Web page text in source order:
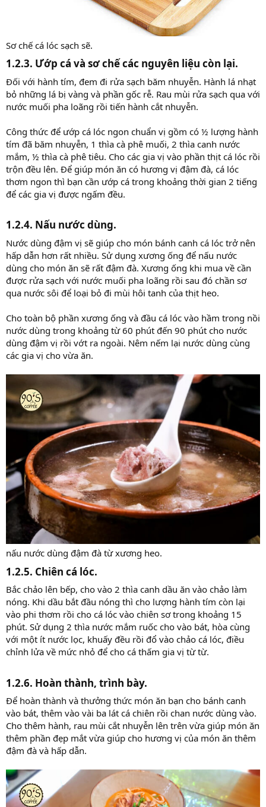
Sơ chế cá lóc sạch sẽ.
1.2.3. Ướp cá và sơ chế các nguyên liệu còn lại.​
Đối với hành tím, đem đi rửa sạch băm nhuyễn. Hành lá nhạt
bỏ những lá bị vàng và phần gốc rễ. Rau mùi rửa sạch qua với
nước muối pha loãng rồi tiến hành cắt nhuyễn.
Công thức để ướp cá lóc ngon chuẩn vị gồm có ½ lượng hành
tím đã băm nhuyễn, 1 thìa cà phê muối, 2 thìa canh nước
mắm, ½ thìa cà phê tiêu. Cho các gia vị vào phần thịt cá lóc rồi
trộn đều lên. Để giúp món ăn có hương vị đậm đà, cá lóc
thơm ngon thì bạn cần ướp cá trong khoảng thời gian 2 tiếng
để các gia vị được ngấm đều.
1.2.4. Nấu nước dùng.​
Nước dùng đậm vị sẽ giúp cho món bánh canh cá lóc trở nên
hấp dẫn hơn rất nhiều. Sử dụng xương ống để nấu nước
dùng cho món ăn sẽ rất đậm đà. Xương ống khi mua về cần
được rửa sạch với nước muối pha loãng rồi sau đó chần sơ
qua nước sôi để loại bỏ đi mùi hôi tanh của thịt heo.
Cho toàn bộ phần xương ống và đầu cá lóc vào hầm trong nồi
nước dùng trong khoảng từ 60 phút đến 90 phút cho nước
dùng đậm vị rồi vớt ra ngoài. Nêm nếm lại nước dùng cùng
các gia vị cho vừa ăn.
nấu nước dùng đậm đà từ xương heo.
1.2.5. Chiên cá lóc.​
Bắc chảo lên bếp, cho vào 2 thìa canh dầu ăn vào chảo làm
nóng. Khi dầu bắt đầu nóng thì cho lượng hành tím còn lại
vào phi thơm rồi cho cá lóc vào chiên sơ trong khoảng 15
phút. Sử dụng 2 thìa nước mắm ruốc cho vào bát, hòa cùng
với một ít nước lọc, khuấy đều rồi đổ vào chảo cá lóc, điều
chỉnh lửa về mức nhỏ để cho cá thấm gia vị từ từ.
1.2.6. Hoàn thành, trình bày.​
Để hoàn thành và thưởng thức món ăn bạn cho bánh canh
vào bát, thêm vào vài ba lát cá chiên rồi chan nước dùng vào.
Cho thêm hành, rau mùi cắt nhuyễn lên trên vừa giúp món ăn
thêm phần đẹp mắt vừa giúp cho hương vị của món ăn thêm
đậm đà và hấp dẫn.